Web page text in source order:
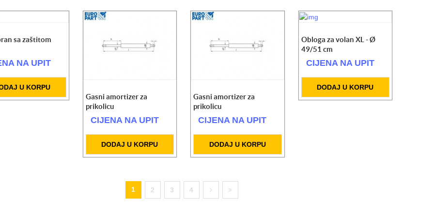
sa zaštitom
NA UPIT
U KORPU
Gasni amortizer za
prikolicu
CIJENA NA UPIT
DODAJ U KORPU
Gasni amortizer za
prikolicu
CIJENA NA UPIT
DODAJ U KORPU
Obloga za volan XL - Ø
49/51 cm
CIJENA NA UPIT
DODAJ U KORPU
1 2 3 4